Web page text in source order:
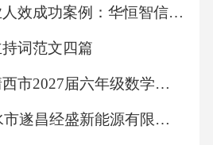
力
机械制造行业人效成功案例：华恒智信破解人员流失成本高
词范文四篇
广西百色市靖西市2027届六年级数学第一学期期末质量跟踪监视试题含解析
2025浙江丽水市遂昌经盛新能源有限公司市场化招聘笔试及笔试历年典型考点题库附带答案详解